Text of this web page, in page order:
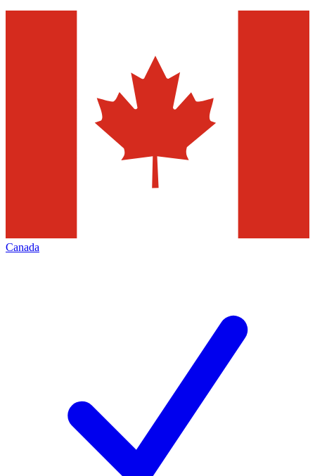
Canada